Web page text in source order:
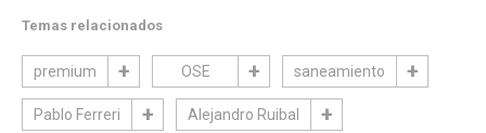
Temas relacionados
premium OSE saneamiento
Pablo Ferreri Alejandro Ruibal